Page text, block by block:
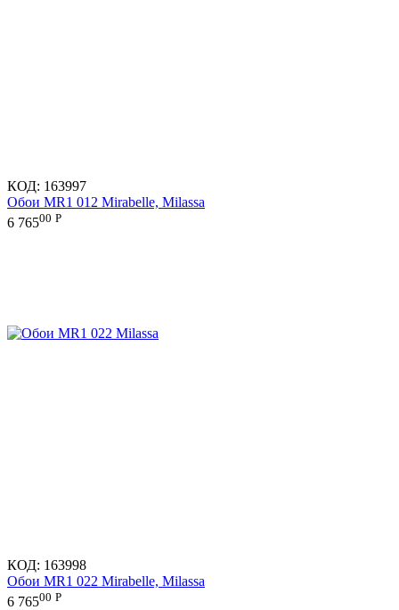
КОД: 163997
Обои MR1 012 Mirabelle, Milassa
6 76500 Р
КОД: 163998
Обои MR1 022 Mirabelle, Milassa
6 76500 Р